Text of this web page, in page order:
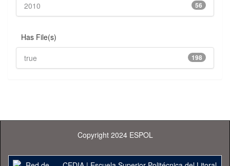
56
2010
Has File(s)
198
true
Copyright 2024 ESPOL